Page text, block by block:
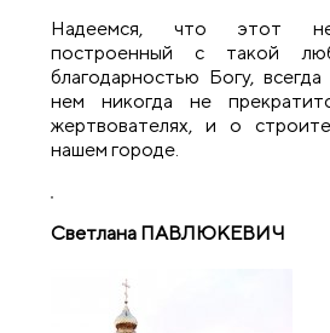
Надеемся, что этот
построенный с такой
благодарностью Богу,
нем никогда не
жертвователях, и о
нашем городе.
Светлана ПАВЛЮКЕВИЧ